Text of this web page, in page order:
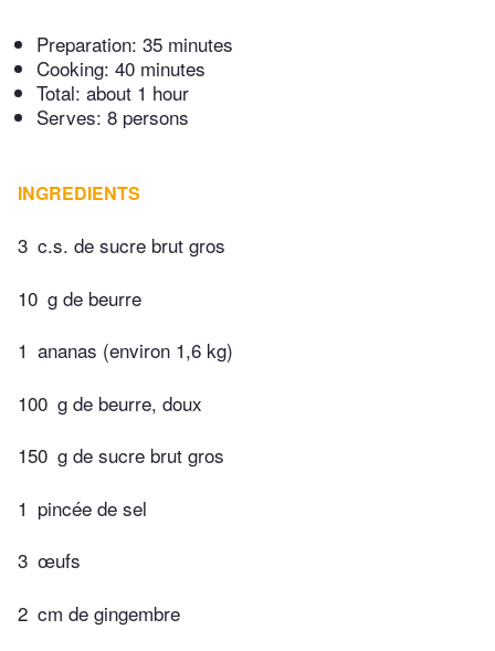
Preparation: 35 minutes
Cooking: 40 minutes
Total: about 1 hour
Serves: 8 persons
INGREDIENTS
3 c.s. de sucre brut gros
10 g de beurre
1 ananas (environ 1,6 kg)
100 g de beurre, doux
150 g de sucre brut gros
1 pincée de sel
3 œufs
2 cm de gingembre